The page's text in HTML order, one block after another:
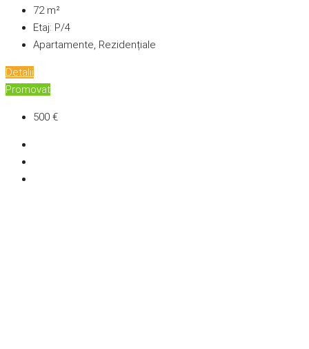
72m²
Etaj: P/4
Apartamente, Rezidențiale
Detalii
Promovat
500 €